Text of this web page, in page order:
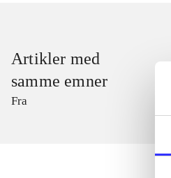
Artikler med
samme emner
Fra